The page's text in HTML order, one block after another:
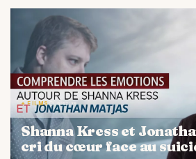
✦ FILMS⏱ 0:12:39
Shanna Kress et
cri du cœur face au